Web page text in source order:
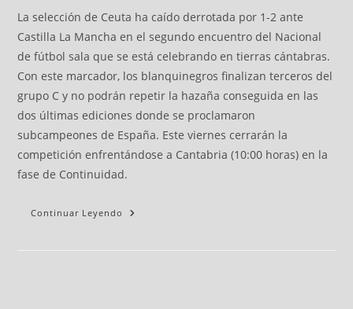
La selección de Ceuta ha caído derrotada por 1-2 ante
Castilla La Mancha en el segundo encuentro del Nacional
de fútbol sala que se está celebrando en tierras cántabras.
Con este marcador, los blanquinegros finalizan terceros del
grupo C y no podrán repetir la hazaña conseguida en las
dos últimas ediciones donde se proclamaron
subcampeones de España. Este viernes cerrarán la
competición enfrentándose a Cantabria (10:00 horas) en la
fase de Continuidad.
Continuar Leyendo